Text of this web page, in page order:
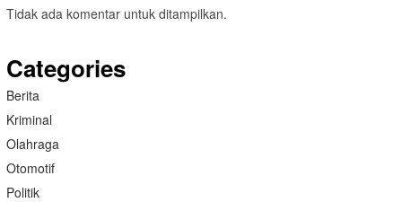
Tidak ada komentar untuk ditampilkan.
Categories
Berita
Kriminal
Olahraga
Otomotif
Politik